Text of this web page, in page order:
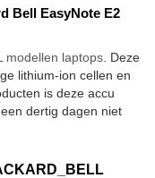
Bell EasyNote E2
modellen laptops . Deze
lithium-ion cellen en
is deze accu
dertig dagen niet